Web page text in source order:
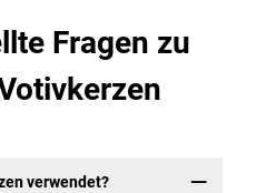
Fragen zu
verwendet?